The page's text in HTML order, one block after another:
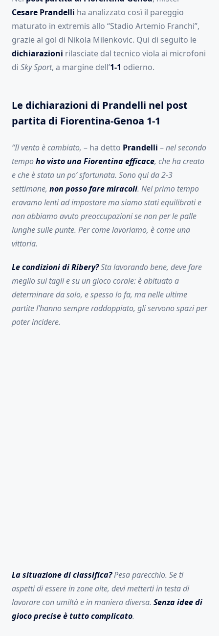
Cesare Prandelli ha analizzato così il pareggio
maturato in extremis allo “Stadio Artemio Franchi”,
grazie al gol di Nikola Milenkovic. Qui di seguito le
dichiarazioni rilasciate dal tecnico viola ai microfoni
di Sky Sport, a margine dell’1-1 odierno.
Le dichiarazioni di Prandelli nel post
partita di Fiorentina-Genoa 1-1
“Il vento è cambiato, – ha detto Prandelli –nel secondo
tempoho visto una Fiorentina efficace, che ha creato
e che è stata un po’ sfortunata. Sono qui da 2-3
settimane, non posso fare miracoli. Nel primo tempo
eravamo lenti ad impostare ma siamo stati equilibrati e
non abbiamo avuto preoccupazioni se non per le palle
lunghe sulle punte. Per come lavoriamo, è come una
vittoria.
Le condizioni di Ribery?Sta lavorando bene, deve fare
meglio sui tagli e su un gioco corale: è abituato a
determinare da solo, e spesso lo fa, ma nelle ultime
partite l’hanno sempre raddoppiato, gli servono spazi per
poter incidere.
La situazione di classifica?Pesa parecchio. Se ti
aspetti di essere in zone alte, devi metterti in testa di
lavorare con umiltà e in maniera diversa. Senza idee di
gioco precise è tutto complicato.